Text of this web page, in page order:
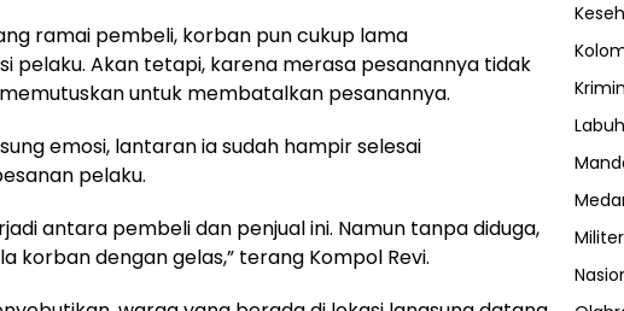
ramai pembeli, korban pun cukup lama
pelaku. Akan tetapi, karena merasa pesanannya tidak
untuk membatalkan pesanannya.
emosi, lantaran ia sudah hampir selesai
pelaku.
antara pembeli dan penjual ini. Namun tanpa diduga,
korban dengan gelas,” terang Kompol Revi.
Militer